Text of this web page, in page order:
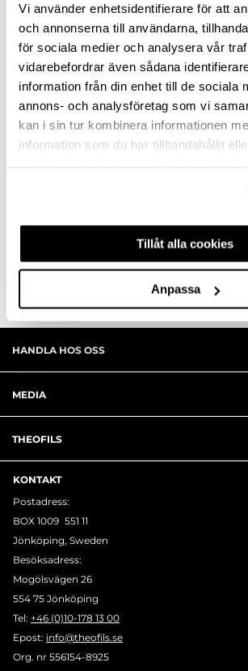
Vi använder enhetsidentifierare för att
och annonserna till användarna,
för sociala medier och analysera vår
vidarebefordrar även sådana
information från din enhet till de sociala
annons- och analysföretag som vi
kan i sin tur kombinera informationen
information som du har tillhandahållit
Tillåt alla cookies
Anpassa
VÄLJ VARIANT
Snabba leveranser
Hämta i butik
Ledande leverantör i Sverige
HANDLA HOS OSS
MEDIA
THEOFILS
KONTAKT
Postadress:
BOX 1009 551 11
Jönköping, Sweden
Besöksadress:
Mogölsvägen 26
554 75 Jönköping
Tel: +46 (0)10-178 13 00
Epost: info@theofils.se
Org. nr 556154-8925